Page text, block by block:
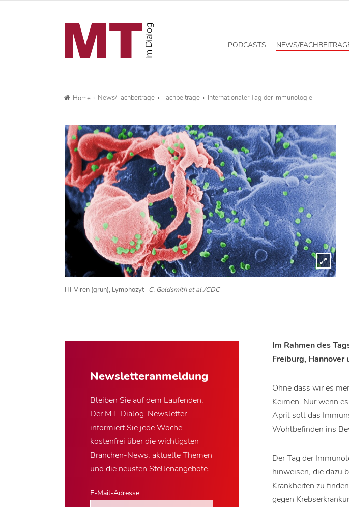
PODCASTS NEWS/
Home News/Fachbeiträge Fachbeiträge Internationaler Tag der Immunologie
HI-Viren (grün), Lymphozyt C. Goldsmith et al./CDC
Newsletter­anmeldung
Bleiben Sie auf dem Laufenden.
Der MT-Dialog-Newsletter
informiert Sie jede Woche
kostenfrei über die wichtigsten
Branchen-News, aktuelle Themen
und die neusten Stellenangebote.
E-Mail-Adresse
Im Rahmen des
Freiburg,
Ohne dass wir es
Keimen. Nur wenn
April soll das
Wohlbefinden ins
Der Tag der
hinweisen, die dazu
Krankheiten zu
gegen